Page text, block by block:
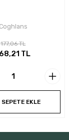
Coghlans
177,06 TL
TL
SEPETE EKLE